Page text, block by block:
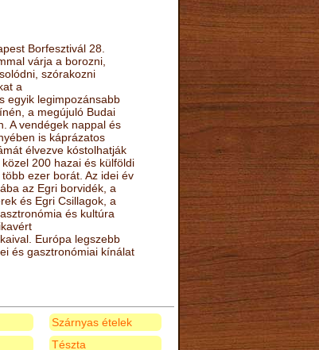
Borfesztivál 28.
várja a borozni,
szórakozni
a
egyik legimpozánsabb
a megújuló Budai
A vendégek nappal és
is káprázatos
élvezve kóstolhatják
200 hazai és külföldi
ezer borát. Az idei év
az Egri borvidék, a
és Egri Csillagok, a
és kultúra
Európa legszebb
és gasztronómiai kínálat
Szárnyas ételek
Tészta